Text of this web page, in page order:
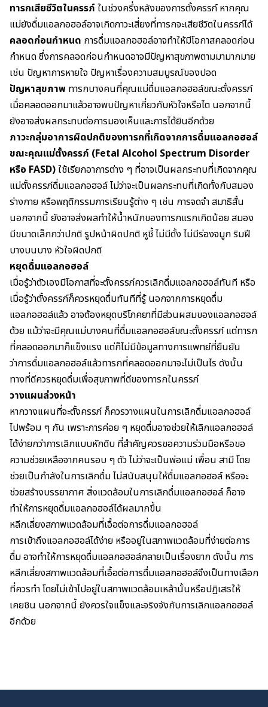
ทารกเสียชีวิตในครรภ์ ในช่วงครึ่งหลังของการตั้งครรภ์หากคุณ
แม่ยังดื่มแอลกอฮอล์อาจเกิดภาวะเสี่ยงที่ทารกจะเสียชีวิตในครรภ์ได้
คลอดก่อนกำหนด การดื่มแอลกอฮอล์อาจทำให้มีโอกาสคลอดก่อน
กำหนด ซึ่งการคลอดก่อนกำหนดอาจมีปัญหาสุขภาพตามมามากมาย
เช่น ปัญหาการหายใจ ปัญหาเรื่องความสมบูรณ์ของปอด
ปัญหาสุขภาพ ทารกบางคนที่คุณแม่ดื่มแอลกอฮอล์ขณะตั้งครรภ์
เมื่อคลอดออกมาแล้วอาจพบปัญหาเกี่ยวกับหัวใจหรือไต นอกจากนี้
ยังอาจส่งผลกระทบต่อการมองเห็นและการได้ยินอีกด้วย
ภาวะกลุ่มอาการผิดปกติของทารกที่เกิดจากการดื่มแอลกอฮอล์
ขณะคุณแม่ตั้งครรภ์ (Fetal Alcohol Spectrum Disorder
หรือ FASD)ใช้เรียกอาการต่าง ๆ ที่อาจเป็นผลกระทบที่เกิดจากคุณ
แม่ตั้งครรภ์ดื่มแอลกอฮอล์ ไม่ว่าจะเป็นผลกระทบที่เกิดทั้งกับสมอง
ร่างกาย หรือพฤติกรรมการเรียนรู้ต่าง ๆ เช่น การจดจำ สมาธิสั้น
นอกจากนี้ ยังอาจส่งผลทำให้น้ำหนักของทารกแรกเกิดน้อย สมอง
มีขนาดเล็กกว่าปกติ รูปหน้าผิดปกติ หูชี้ ไม่มีดั้ง ไม่มีร่องจมูก ริมฝี
บางบนบาง หัวใจผิดปกติ
หยุดดื่มแอลกอฮอล์
เมื่อรู้ว่าตัวเองมีโอกาสที่จะตั้งครรภ์ควรเลิกดื่มแอลกอฮอล์ทันที หรือ
เมื่อรู้ว่าตั้งครรภ์ก็ควรหยุดดื่มทันทีที่รู้ นอกจากการหยุดดื่ม
แอลกอฮอล์แล้ว อาจต้องหยุดบริโภคยาที่มีส่วนผสมของแอลกอฮอล์
ด้วย แม้ว่าจะมีคุณแม่บางคนที่ดื่มแอลกอฮอล์ขณะตั้งครรภ์ แต่ทารก
ที่คลอดออกมาก็แข็งแรง แต่ก็ไม่มีข้อมูลทางการแพทย์ที่ยืนยัน
ว่าการดื่มแอลกอฮอล์แล้วทารกที่คลอดออกมาจะไม่เป็นไร ดังนั้น
ทางที่ดีควรหยุดดื่มเพื่อสุขภาพที่ดีของทารกในครรภ์
วางแผนล่วงหน้า
หากวางแผนที่จะตั้งครรภ์ ก็ควรวางแผนในการเลิกดื่มแอลกอฮอล์
ไปพร้อม ๆ กัน เพราะการค่อย ๆ หยุดดื่มอาจช่วยให้เลิกแอลกอฮอล์
ได้ง่ายกว่าการเลิกแบบหักดิบ ที่สำคัญควรขอความร่วมมือหรือขอ
ความช่วยเหลือจากคนรอบ ๆ ตัว ไม่ว่าจะเป็นพ่อแม่ เพื่อน สามี โดย
ช่วยเป็นกำลังในการเลิกดื่ม ไม่สนับสนุนให้ดื่มแอลกอฮอล์ หรือจะ
ช่วยสร้างบรรยากาศ สิ่งแวดล้อมในการเลิกดื่มแอลกอฮอล์ ก็อาจ
ทำให้การหยุดดื่มแอลกอฮอล์ได้ผลมากขึ้น
หลีกเลี่ยงสภาพแวดล้อมที่เอื้อต่อการดื่มแอลกอฮอล์
การเข้าถึงแอลกอฮอล์ได้ง่าย หรืออยู่ในสภาพแวดล้อมที่ง่ายต่อการ
ดื่ม อาจทำให้การหยุดดื่มแอลกอฮอล์กลายเป็นเรื่องยาก ดังนั้น การ
หลีกเลี่ยงสภาพแวดล้อมที่เอื้อต่อการดื่มแอลกอฮอล์จึงเป็นทางเลือก
ที่ควรทำ โดยไม่เข้าไปอยู่ในสภาพแวดล้อมเหล้านั้นหรือปฏิเสธให้
เคยชิน นอกจากนี้ ยังควรใจแข็งและจริงจังกับการเลิกแอลกอฮอล์
อีกด้วย